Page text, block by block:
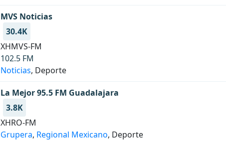
MVS Noticias
30.4K
XHMVS-FM
102.5 FM
Noticias, Deporte
La Mejor 95.5 FM Guadalajara
3.8K
XHRO-FM
Grupera, Regional Mexicano, Deporte